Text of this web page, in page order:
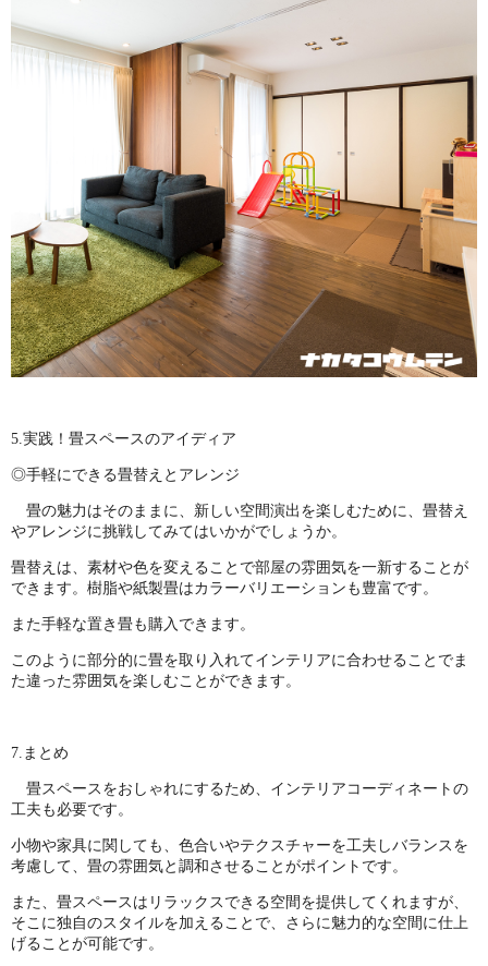
5.実践！畳スペースのアイディア
◎手軽にできる畳替えとアレンジ
畳の魅力はそのままに、新しい空間演出を楽しむために、畳替え
やアレンジに挑戦してみてはいかがでしょうか。
畳替えは、素材や色を変えることで部屋の雰囲気を一新することが
できます。樹脂や紙製畳はカラーバリエーションも豊富です。
また手軽な置き畳も購入できます。
このように部分的に畳を取り入れてインテリアに合わせることでま
た違った雰囲気を楽しむことができます。
7.まとめ
畳スペースをおしゃれにするため、インテリアコーディネートの
工夫も必要です。
小物や家具に関しても、色合いやテクスチャーを工夫しバランスを
考慮して、畳の雰囲気と調和させることがポイントです。
また、畳スペースはリラックスできる空間を提供してくれますが、
そこに独自のスタイルを加えることで、さらに魅力的な空間に仕上
げることが可能です。